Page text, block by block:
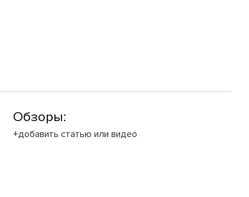
Обзоры:
+добавить статью или видео